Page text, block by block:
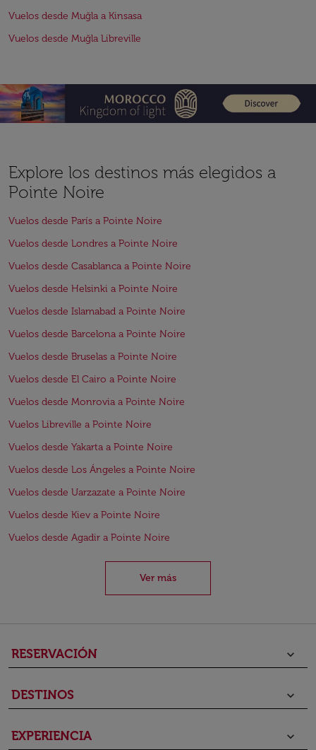
Vuelos desde Muğla a Kinsasa
Vuelos desde Muğla Libreville
Explore los destinos más elegidos a
Pointe Noire
Vuelos desde París a Pointe Noire
Vuelos desde Londres a Pointe Noire
Vuelos desde Casablanca a Pointe Noire
Vuelos desde Helsinki a Pointe Noire
Vuelos desde Islamabad a Pointe Noire
Vuelos desde Barcelona a Pointe Noire
Vuelos desde Bruselas a Pointe Noire
Vuelos desde El Cairo a Pointe Noire
Vuelos desde Monrovia a Pointe Noire
Vuelos Libreville a Pointe Noire
Vuelos desde Yakarta a Pointe Noire
Vuelos desde Los Ángeles a Pointe Noire
Vuelos desde Uarzazate a Pointe Noire
Vuelos desde Kiev a Pointe Noire
Vuelos desde Agadir a Pointe Noire
Ver más
RESERVACIÓN keyboard_arrow_down
DESTINOS keyboard_arrow_down
EXPERIENCIA keyboard_arrow_down